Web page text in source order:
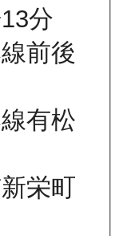
分
前後
有松
栄町